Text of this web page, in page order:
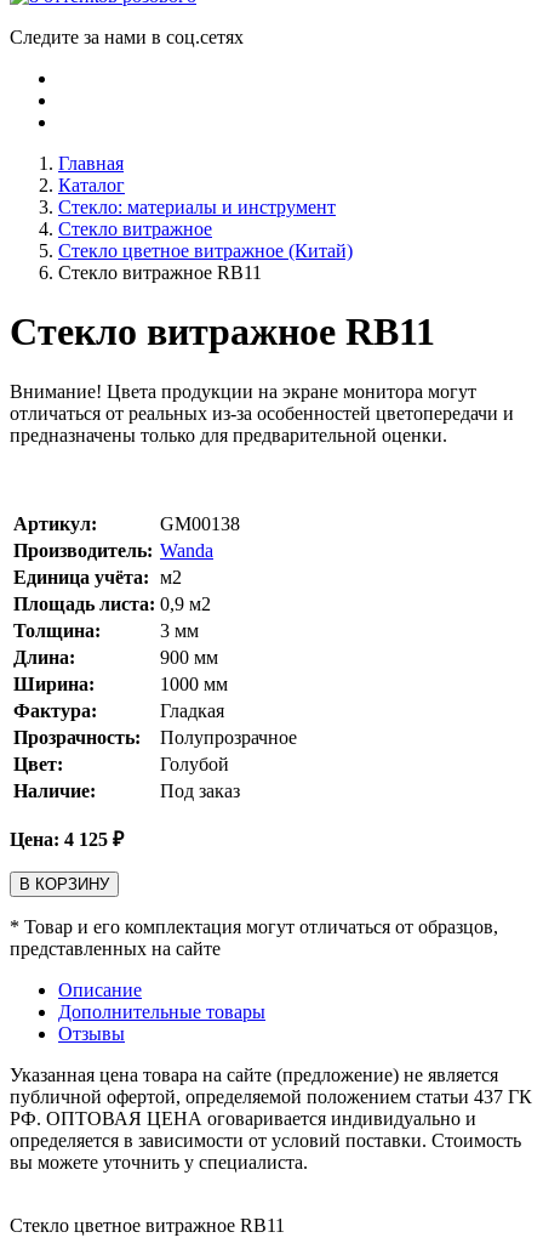
Следите за нами в соц.сетях
Главная
Каталог
Стекло: материалы и инструмент
Стекло витражное
Стекло цветное витражное (Китай)
Стекло витражное RB11
Стекло витражное RB11
Внимание! Цвета продукции на экране монитора могут
отличаться от реальных из-за особенностей цветопередачи и
предназначены только для предварительной оценки.
Артикул:
GM00138
Производитель: Wanda
Единица учёта: м2
Площадь листа: 0,9 м2
Толщина:
3 мм
Длина:
900 мм
Ширина:
1000 мм
Фактура:
Гладкая
Прозрачность:
Полупрозрачное
Цвет:
Голубой
Наличие:
Под заказ
Цена: 4 125 ₽
В КОРЗИНУ
* Товар и его комплектация могут отличаться от образцов,
представленных на сайте
Описание
Дополнительные товары
Отзывы
Указанная цена товара на сайте (предложение) не является
публичной офертой, определяемой положением статьи 437 ГК
РФ. ОПТОВАЯ ЦЕНА оговаривается индивидуально и
определяется в зависимости от условий поставки. Стоимость
вы можете уточнить у специалиста.
Стекло цветное витражное RB11